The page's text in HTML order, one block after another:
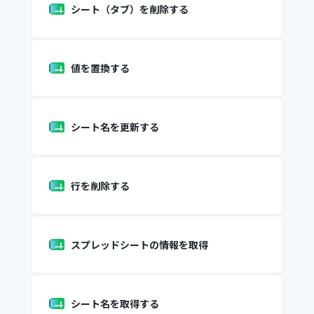
シート（タブ）を削除する
値を置換する
シート名を更新する
行を削除する
スプレッドシートの情報を取得
シート名を取得する